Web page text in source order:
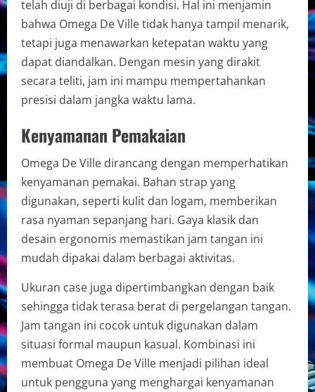
telah diuji di berbagai kondisi. Hal ini menjamin
bahwa Omega De Ville tidak hanya tampil menarik,
tetapi juga menawarkan ketepatan waktu yang
dapat diandalkan. Dengan mesin yang dirakit
secara teliti, jam ini mampu mempertahankan
presisi dalam jangka waktu lama.
Kenyamanan Pemakaian
Omega De Ville dirancang dengan memperhatikan
kenyamanan pemakai. Bahan strap yang
digunakan, seperti kulit dan logam, memberikan
rasa nyaman sepanjang hari. Gaya klasik dan
desain ergonomis memastikan jam tangan ini
mudah dipakai dalam berbagai aktivitas.
Ukuran case juga dipertimbangkan dengan baik
sehingga tidak terasa berat di pergelangan tangan.
Jam tangan ini cocok untuk digunakan dalam
situasi formal maupun kasual. Kombinasi ini
membuat Omega De Ville menjadi pilihan ideal
untuk pengguna yang menghargai kenyamanan